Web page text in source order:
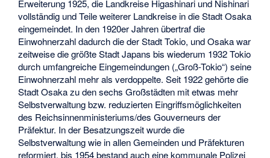
Erweiterung 1925, die Landkreise Higashinari und Nishinari
vollständig und Teile weiterer Landkreise in die Stadt Osaka
eingemeindet. In den 1920er Jahren übertraf die
Einwohnerzahl dadurch die der Stadt Tokio, und Osaka war
zeitweise die größte Stadt Japans bis wiederum 1932 Tokio
durch umfangreiche Eingemeindungen („Groß-Tokio“) seine
Einwohnerzahl mehr als verdoppelte. Seit 1922 gehörte die
Stadt Osaka zu den sechs Großstädten mit etwas mehr
Selbstverwaltung bzw. reduzierten Eingriffsmöglichkeiten
des Reichsinnenministeriums/des Gouverneurs der
Präfektur. In der Besatzungszeit wurde die
Selbstverwaltung wie in allen Gemeinden und Präfekturen
reformiert, bis 1954 bestand auch eine kommunale Polizei